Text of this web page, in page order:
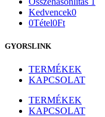
Kedvencek0
0Tétel0Ft
GYORSLINK
TERMÉKEK
KAPCSOLAT
TERMÉKEK
KAPCSOLAT